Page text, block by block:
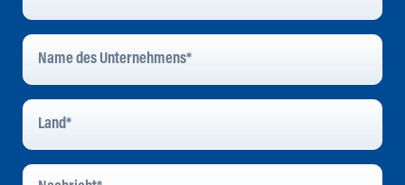
Name
Des
Unternehmens
Land
Nachricht